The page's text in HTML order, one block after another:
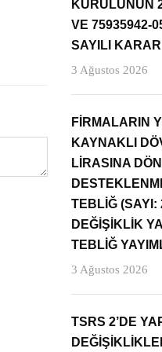
KURULUNUN
VE 75935942-
SAYILI
3 Ağustos 2026
FİRMALARIN
KAYNAKLI
LİRASINA
TEBLİĞ (SAYI:
DEĞİŞİKLİK
TEBLİĞ
3 Ağustos 2026
TSRS 2’DE